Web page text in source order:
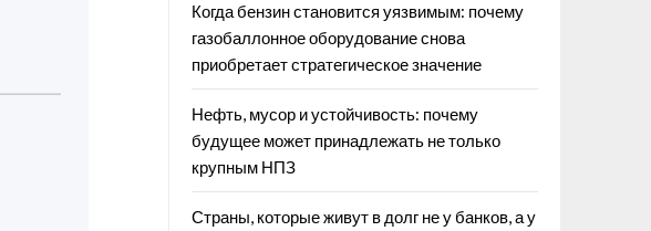
Когда бензин становится уязвимым: почему
газобаллонное оборудование снова
приобретает стратегическое значение
Нефть, мусор и устойчивость: почему
будущее может принадлежать не только
крупным НПЗ
Страны, которые живут в долг не у банков, а у